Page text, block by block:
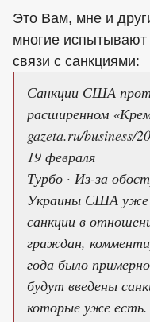
Это Вам, мне и
многие испытывают
связи с санкциями:
Санкции США
расширенном
gazeta.ru/business/
19 февраля
Турбо · Из-за
Украины США уже
санкции в
граждан,
года было
будут введены
которые уже